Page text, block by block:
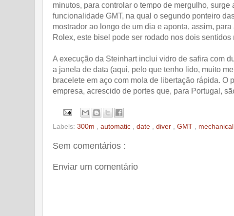
minutos, para controlar o tempo de mergulho,
funcionalidade GMT, na qual o segundo ponteiro
mostrador ao longo de um dia e aponta, assim,
Rolex, este bisel pode ser rodado nos dois
A execução da Steinhart inclui vidro de safira com
a janela de data (aqui, pelo que tenho lido, muito
bracelete em aço com mola de libertação rápida.
empresa, acrescido de portes que, para Portugal,
Labels: 300m automatic date diver GMT mechanical
Sem comentários :
Enviar um comentário